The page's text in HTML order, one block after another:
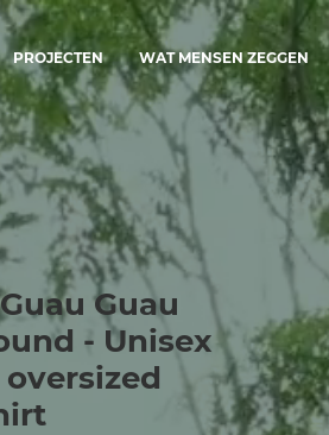
PROJECTEN WAT MENSEN ZEGGEN
Guau
- Unisex